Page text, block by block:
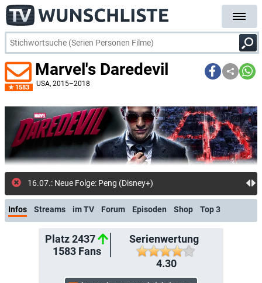
1583
Marvel's Daredevil
USA, 2015–2018
15.07.: Neue Fo
Infos Streams im TV Forum Episoden Shop Top 3
Platz 2437
1583Fans
Serienwertung
4.30